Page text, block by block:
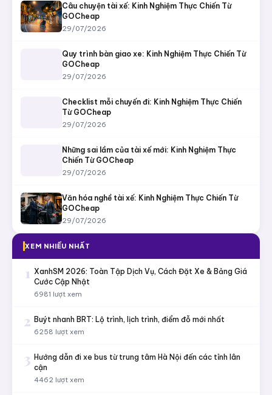
Câu chuyện tài xế: Kinh Nghiệm Thực Chiến Từ
GOCheap
29/07/2026
Quy trình bàn giao xe: Kinh Nghiệm Thực Chiến Từ
GOCheap
29/07/2026
Checklist mỗi chuyến đi: Kinh Nghiệm Thực Chiến
Từ GOCheap
29/07/2026
Những sai lầm của tài xế mới: Kinh Nghiệm Thực
Chiến Từ GOCheap
29/07/2026
Văn hóa nghề tài xế: Kinh Nghiệm Thực Chiến Từ
GOCheap
29/07/2026
XEM NHIỀU NHẤT
1 XanhSM 2026: Toàn Tập Dịch Vụ, Cách Đặt Xe & Bảng Giá
Cước Cập Nhật
6981 lượt xem
2 Buýt nhanh BRT: Lộ trình, lịch trình, điểm đỗ mới nhất
6258 lượt xem
3 Hướng dẫn đi xe bus từ trung tâm Hà Nội đến các tỉnh lân
cận
4462 lượt xem